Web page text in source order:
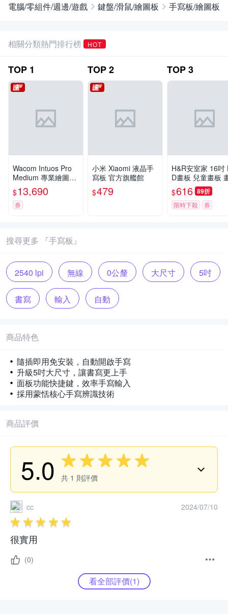
電腦/零組件/週邊/遊戲 鍵盤/滑鼠/繪圖板 手寫板/繪圖板
相關分類熱門排行榜 HOT
TOP 1
Wacom Intuos Pro
Medium 專業繪圖板
(2025) PTK670K0C
$13,690
券
TOP2
小米 Xiaomi 液晶手
寫板 官方旗艦館
$479
TOP3
H&R安室家 16吋
D畫板 兒童畫板 畫圖
板 手寫板 電子繪
電子畫板 畫畫板
$616 89折
限時下殺 券
搜尋更多 『手寫板』
2540 lpi 無線 0公釐 大尺寸 5吋
書寫 輸入 自動
商品特色
隨插即用免安裝，自動開啟手寫
升級5吋大尺寸，讓書寫更上手
面板功能快捷鍵，效率手寫輸入
採用蒙恬核心手寫辨識技術
商品評價
5.0 共 1 則評價
cc 2024/07/10
很實用
(0)
看全部評價(1)